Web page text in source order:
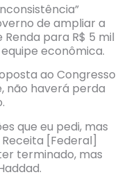
de ampliar a
para R$ 5 mil
econômica.
ao Congresso
não haverá perda
que eu pedi, mas
[Federal]
terminado, mas